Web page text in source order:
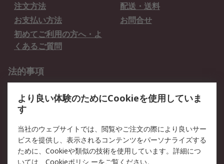
注文方法
配送・送料
お支払い方法
お問合せ
初めてご利用の方へ・よ
くあるご質問
法的事項
クッキーポリシー
RSについて
会社概要
採用情報
より良い体験のためにCookieを使用していま
す
当社のウェブサイトでは、閲覧やご注文の際により良いサー
ビスを提供し、表示されるコンテンツをパーソナライズする
ために、Cookieや類似の技術を使用しています。詳細につ
いては、 Cookieポリシ ーをご覧ください。